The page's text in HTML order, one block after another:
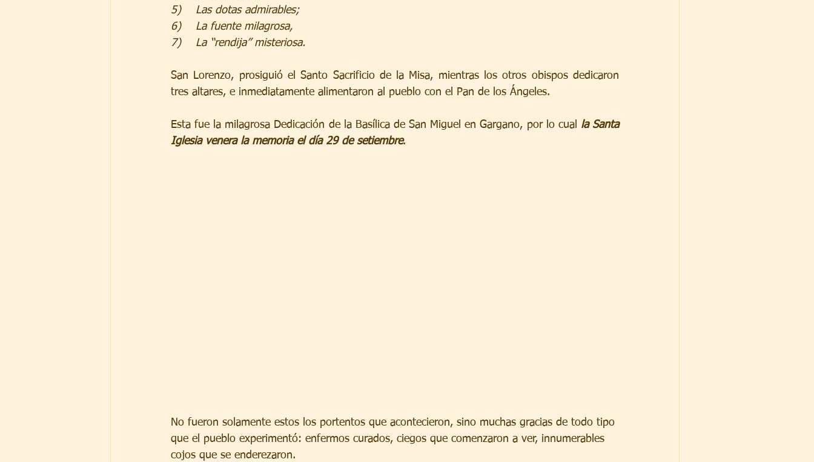
5)    Las dotas admirables;
6)    La fuente milagrosa,
7)    La “rendija” misteriosa.
San Lorenzo, prosiguió el Santo Sacrificio de la Misa, mientras los otros obispos dedicaron
tres altares, e inmediatamente alimentaron al pueblo con el Pan de los Ángeles.
Esta fue la milagrosa Dedicación de la Basílica de San Miguel en Gargano, por lo cual la Santa
Iglesia venera la memoria el día 29 de setiembre.
No fueron solamente estos los portentos que acontecieron, sino muchas gracias de todo tipo
que el pueblo experimentó: enfermos curados, ciegos que comenzaron a ver, innumerables
cojos que se enderezaron.